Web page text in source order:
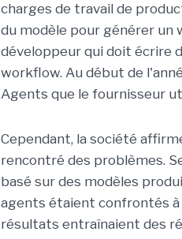
charges de travail de
du modèle pour générer un
développeur qui doit écrire
workflow. Au début de
Agents que le fournisseur
Cependant, la société
rencontré des problèmes.
basé sur des modèles
agents étaient confrontés à
résultats entraînaient des